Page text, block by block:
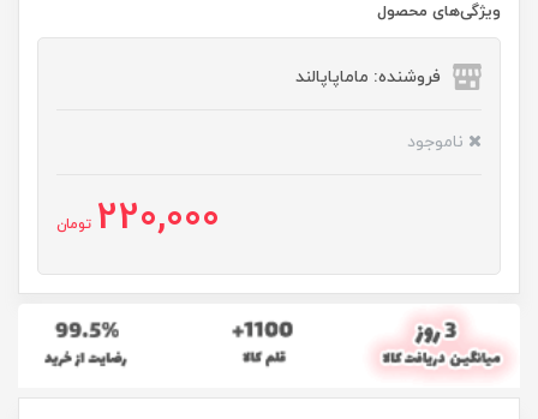
ویژگی‌های محصول
فروشنده: ماماپاپالند
ناموجود
220,000 تومان